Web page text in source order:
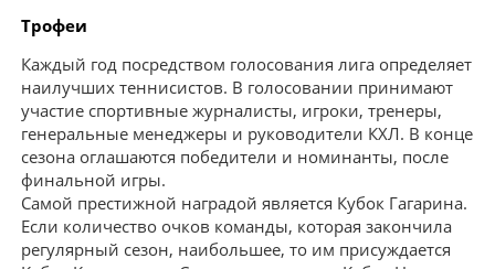
Трофеи
Каждый год посредством голосования лига определяет
наилучших теннисистов. В голосовании принимают
участие спортивные журналисты, игроки, тренеры,
генеральные менеджеры и руководители КХЛ. В конце
сезона оглашаются победители и номинанты, после
финальной игры.
Самой престижной наградой является Кубок Гагарина.
Если количество очков команды, которая закончила
регулярный сезон, наибольшее, то им присуждается